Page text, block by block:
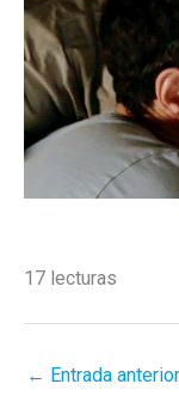
17 lecturas
← Entrada anterior